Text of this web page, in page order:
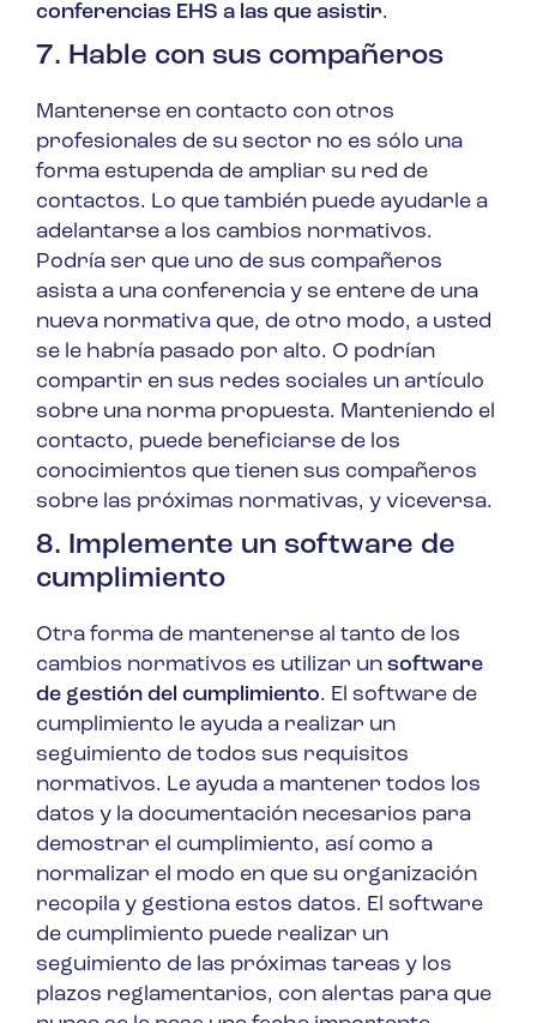
conferencias EHS a las que asistir.
7. Hable con sus compañeros
Mantenerse en contacto con otros
profesionales de su sector no es sólo una
forma estupenda de ampliar su red de
contactos. Lo que también puede ayudarle a
adelantarse a los cambios normativos.
Podría ser que uno de sus compañeros
asista a una conferencia y se entere de una
nueva normativa que, de otro modo, a usted
se le habría pasado por alto. O podrían
compartir en sus redes sociales un artículo
sobre una norma propuesta. Manteniendo el
contacto, puede beneficiarse de los
conocimientos que tienen sus compañeros
sobre las próximas normativas, y viceversa.
8. Implemente un software de
cumplimiento
Otra forma de mantenerse al tanto de los
cambios normativos es utilizar un software
de gestión del cumplimiento. El software de
cumplimiento le ayuda a realizar un
seguimiento de todos sus requisitos
normativos. Le ayuda a mantener todos los
datos y la documentación necesarios para
demostrar el cumplimiento, así como a
normalizar el modo en que su organización
recopila y gestiona estos datos. El software
de cumplimiento puede realizar un
seguimiento de las próximas tareas y los
plazos reglamentarios, con alertas para que